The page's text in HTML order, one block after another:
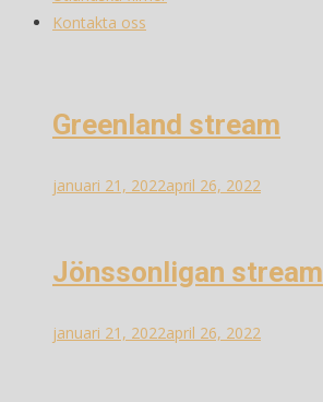
Kontakta oss
Greenland stream
januari 21, 2022april 26, 2022
Jönssonligan stream
januari 21, 2022april 26, 2022